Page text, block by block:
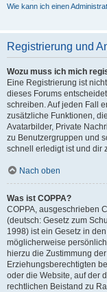
Wie kann ich einen
Registrierung und
Wozu muss ich mich
Eine Registrierung ist
dieses Forums
schreiben. Auf jeden Fall
zusätzliche Funktionen,
Avatarbilder, Private
zu Benutzergruppen und
schnell erledigt ist und dir
Nach oben
Was ist COPPA?
COPPA, ausgeschrieben
(deutsch: Gesetz zum
1998) ist ein Gesetz in
möglicherweise
hierzu die Zustimmung
Erziehungsberechtigten
oder die Website, auf der
rechtlichen Beistand zu